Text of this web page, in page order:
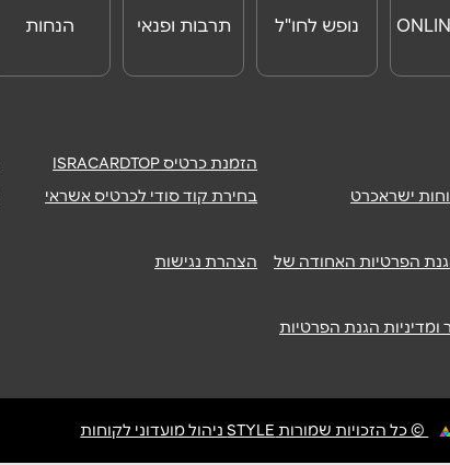
נופש לחו"ל תרבות ופנאי
הנחות
ישראכרט
הזמנת כרטיס ISRACARDTOP
בחירת קוד סודי לכרטיס אשראי
הפרטיות האחודה של
ומדיניות הגנת הפרטיות
הצהרת נגישות
© כל הזכויות שמורות STYLE ניהול מועדוני לקוחות